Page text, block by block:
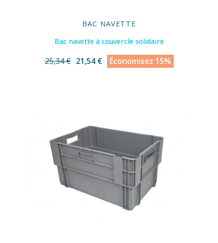
BAC NAVETTE
Bac navette à couvercle solidaire
25,34 € 21,54 € Économisez 15%